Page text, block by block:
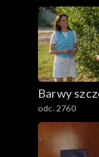
Barwy
odc. 2760